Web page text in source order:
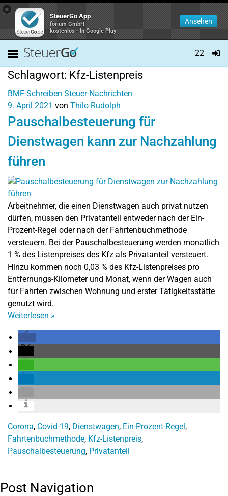
×
SteuerGo App
forium GmbH
kostenlos - In Google Play
Ansehen
22
Schlagwort: Kfz-Listenpreis
BMF-Schreiben Steuer-Nachrichten
9. April 2021 von Thilo Rudolph
Pauschalbesteuerung für
Dienstwagen kann zur Nachzahlung
führen
Arbeitnehmer, die einen Dienstwagen auch privat nutzen
dürfen, müssen den Privatanteil entweder nach der Ein-
Prozent-Regel oder nach der Fahrtenbuchmethode
versteuern. Bei der Pauschalbesteuerung werden monatlich
1 % des Listenpreises des Kfz als Privatanteil versteuert.
Hinzu kommen noch 0,03 % des Kfz-Listenpreises pro
Entfernungs-Kilometer und Monat, wenn der Wagen auch
für Fahrten zwischen Wohnung und erster Tätigkeitsstätte
genutzt wird.
Weiterlesen »
Corona, Covid-19, Dienstwagen, Ein-Prozent-Regel,
Fahrtenbuchmethode, Kfz-Listenpreis,
Pauschalbesteuerung, Privatanteil
Post Navigation